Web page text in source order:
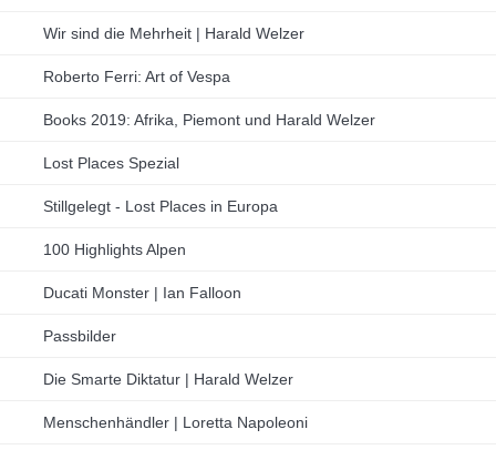
Wir sind die Mehrheit | Harald Welzer
Roberto Ferri: Art of Vespa
Books 2019: Afrika, Piemont und Harald Welzer
Lost Places Spezial
Stillgelegt - Lost Places in Europa
100 Highlights Alpen
Ducati Monster | Ian Falloon
Passbilder
Die Smarte Diktatur | Harald Welzer
Menschenhändler | Loretta Napoleoni